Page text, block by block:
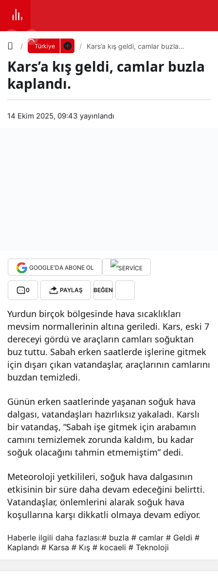
Türkiye
Kars’a kış geldi, camlar buzla
Kars’a kış geldi, camlar buzla
kaplandı.
14 Ekim 2025, 09:43 yayınlandı
GOOGLE'DA ABONE OL
0 PAYLAŞ BEĞEN
Yurdun birçok bölgesinde hava sıcaklıkları
mevsim normallerinin altına geriledi. Kars, eski 7
dereceyi gördü ve araçların camları soğuktan
buz tuttu. Sabah erken saatlerde işlerine gitmek
için dışarı çıkan vatandaşlar, araçlarının camlarını
buzdan temizledi.
Günün erken saatlerinde yaşanan soğuk hava
dalgası, vatandaşları hazırlıksız yakaladı. Karslı
bir vatandaş, “Sabah işe gitmek için arabamın
camını temizlemek zorunda kaldım, bu kadar
soğuk olacağını tahmin etmemiştim” dedi.
Meteoroloji yetkilileri, soğuk hava dalgasının
etkisinin bir süre daha devam edeceğini belirtti.
Vatandaşlar, önlemlerini alarak soğuk hava
koşullarına karşı dikkatli olmaya devam ediyor.
Kar
lar
buzl
a
kapl
andı
Yazı
Boyutunu
Haberle ilgili daha fazlası:# buzla # camlar # Geldi #
Kaplandı # Karsa # Kış # kocaeli # Teknoloji